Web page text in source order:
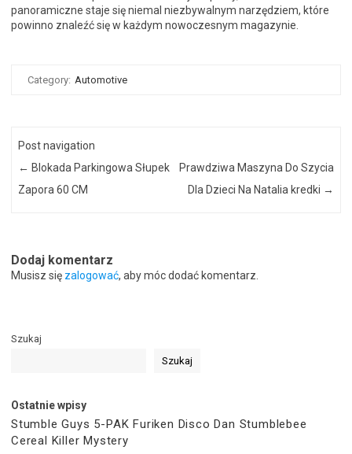
panoramiczne staje się niemal niezbywalnym narzędziem, które
powinno znaleźć się w każdym nowoczesnym magazynie.
Category: Automotive
Post navigation
← Blokada Parkingowa Słupek
Zapora 60 CM
Prawdziwa Maszyna Do Szycia
Dla Dzieci Na Natalia kredki →
Dodaj komentarz
Musisz się zalogować, aby móc dodać komentarz.
Szukaj
Szukaj
Ostatnie wpisy
Stumble Guys 5-PAK Furiken Disco Dan Stumblebee
Cereal Killer Mystery